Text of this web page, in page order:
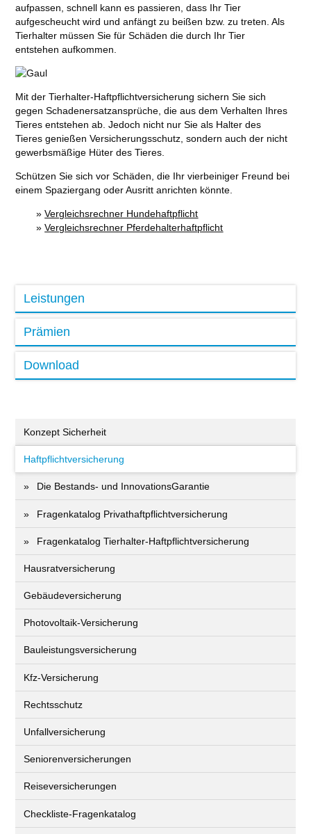
aufpassen, schnell kann es passieren, dass Ihr Tier
aufgescheucht wird und anfängt zu beißen bzw. zu treten. Als
Tierhalter müssen Sie für Schäden die durch Ihr Tier
entstehen aufkommen.
Mit der Tierhalter-Haftpflichtversicherung sichern Sie sich
gegen Schadenersatzansprüche, die aus dem Verhalten Ihres
Tieres entstehen ab. Jedoch nicht nur Sie als Halter des
Tieres genießen Versicherungsschutz, sondern auch der nicht
gewerbsmäßige Hüter des Tieres.
Schützen Sie sich vor Schäden, die Ihr vierbeiniger Freund bei
einem Spaziergang oder Ausritt anrichten könnte.
»Vergleichsrechner Hundehaftpflicht
» Vergleichsrechner Pferdehalterhaftpflicht
Leistungen
Prämien
Download
Konzept Sicherheit
Haftpflichtversicherung
Die Bestands- und InnovationsGarantie
Fragenkatalog Privathaftpflichtversicherung
Fragenkatalog Tierhalter-Haftpflichtversicherung
Hausratversicherung
Gebäudeversicherung
Photovoltaik-Versicherung
Bauleistungsversicherung
Kfz-Versicherung
Rechtsschutz
Unfallversicherung
Seniorenversicherungen
Reiseversicherungen
Checkliste-Fragenkatalog